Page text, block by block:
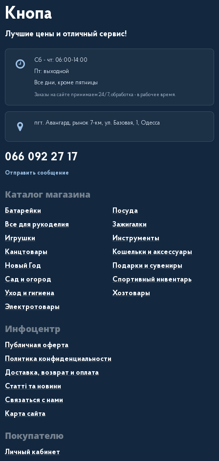
Кнопа
Лучшие цены и отличный сервис!
Сб - чт: 06:00-14:00
Пт: выходной
Все дни, кроме пятницы
Заказы на сайте принимаем 24/7, обработка - в рабочее время.
пгт. Авангард, рынок 7-км, ул. Базовая, 1, Одесса
066 092 27 17
Отправить сообщение
Каталог магазина
Батарейки
Посуда
Все для рукоделия
Зажигалки
Игрушки
Инструменты
Канцтовары
Кошельки и аксессуары
Новый Год
Подарки и сувениры
Сад и огород
Спортивный инвентарь
Уход и гигиена
Хозтовары
Электротовары
Инфоцентр
Публичная оферта
Политика конфиденциальности
Доставка, возврат и оплата
Статті та новини
Связаться с нами
Карта сайта
Покупателю
Личный кабинет